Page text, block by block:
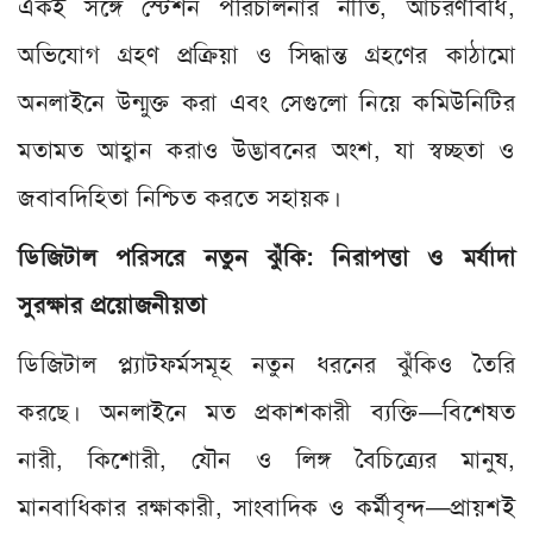
একই সঙ্গে স্টেশন পরিচালনার নীতি, আচরণবিধি,
অভিযোগ গ্রহণ প্রক্রিয়া ও সিদ্ধান্ত গ্রহণের কাঠামো
অনলাইনে উন্মুক্ত করা এবং সেগুলো নিয়ে কমিউনিটির
মতামত আহ্বান করাও উদ্ভাবনের অংশ, যা স্বচ্ছতা ও
জবাবদিহিতা নিশ্চিত করতে সহায়ক।
ডিজিটাল পরিসরে নতুন ঝুঁকি: নিরাপত্তা ও মর্যাদা
সুরক্ষার প্রয়োজনীয়তা
ডিজিটাল প্ল্যাটফর্মসমূহ নতুন ধরনের ঝুঁকিও তৈরি
করছে। অনলাইনে মত প্রকাশকারী ব্যক্তি—বিশেষত
নারী, কিশোরী, যৌন ও লিঙ্গ বৈচিত্র্যের মানুষ,
মানবাধিকার রক্ষাকারী, সাংবাদিক ও কর্মীবৃন্দ—প্রায়শই